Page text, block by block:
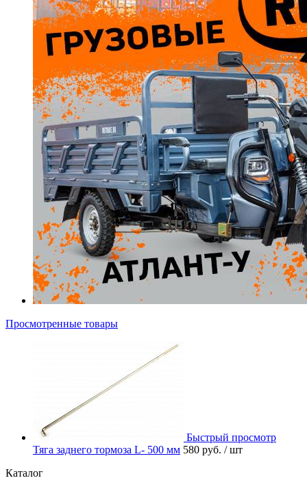
Просмотренные товары
Быстрый просмотр
Тяга заднего тормоза L- 500 мм 580 руб. / шт
Каталог